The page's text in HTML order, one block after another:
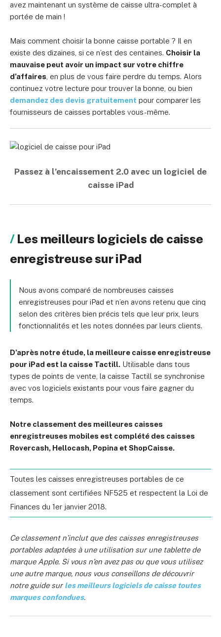
avez maintenant un système de caisse ultra-complet à
portée de main !
Mais comment choisir la bonne caisse portable ? Il en
existe des dizaines, si ce n’est des centaines. Choisir la
mauvaise peut avoir un impact sur votre chiffre
d’affaires , en plus de vous faire perdre du temps. Alors
continuez votre lecture pour trouver la bonne, ou bien
demandez des devis gratuitement pour comparer les
fournisseurs de caisses portables vous-même.
Passez à l’encaissement 2.0 avec un logiciel de
caisse iPad
Les meilleurs logiciels de caisse
enregistreuse sur iPad
Nous avons comparé de nombreuses caisses
enregistreuses pour iPad et n’en avons retenu que cinq
selon des critères bien précis tels que leur prix, leurs
fonctionnalités et les notes données par leurs clients.
D’après notre étude, la meilleure caisse enregistreuse
pour iPad est la caisse Tactill. Utilisable dans tous
types de points de vente, la caisse Tactill se synchronise
avec vos logiciels existants pour vous faire gagner du
temps.
Notre classement des meilleures caisses
enregistreuses mobiles est complété des caisses
Rovercash, Hellocash, Popina et ShopCaisse.
Toutes les caisses enregistreuses portables de ce
classement sont certifiées NF525 et respectent la Loi de
Finances du 1er janvier 2018.
Ce classement n’inclut que des caisses enregistreuses
portables adaptées à une utilisation sur une tablette de
marque Apple. Si vous n’en avez pas ou que vous utilisez
une autre marque, nous vous conseillons de découvrir
notre guide sur les meilleurs logiciels de caisse toutes
marques confondues.